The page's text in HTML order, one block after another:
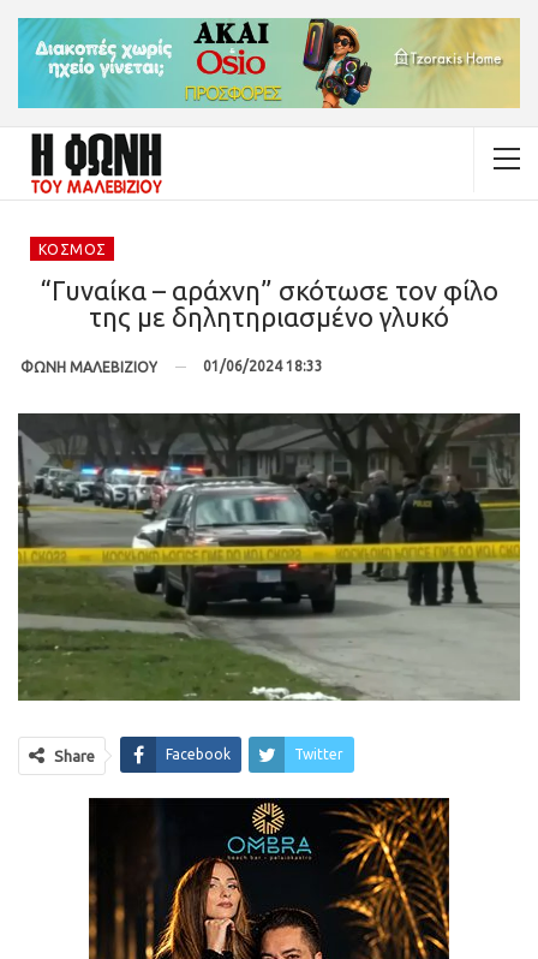
ΚΌΣΜΟΣ
“Γυναίκα – αράχνη” σκότωσε τον φίλο
της με δηλητηριασμένο γλυκό
ΦΩΝΗ ΜΑΛΕΒΙΖΙΟΥ 01/06/2024 18:33
Share Facebook Twitter